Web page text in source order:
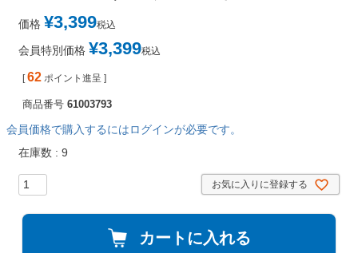
価格 ¥3,399税込
会員特別価格 ¥3,399税込
[ 62 ポイント進呈 ]
商品番号 61003793
会員価格で購入するにはログインが必要です。
在庫数
9
お気に入りに登録する
カートに入れる